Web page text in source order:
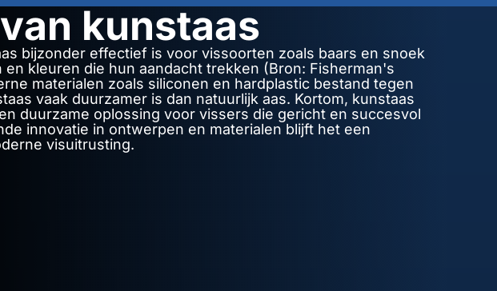
kunstaas
bijzonder effectief is voor vissoorten zoals baars en snoek
kleuren die hun aandacht trekken (Bron: Fisherman's
materialen zoals siliconen en hardplastic bestand tegen
vaak duurzamer is dan natuurlijk aas. Kortom, kunstaas
duurzame oplossing voor vissers die gericht en succesvol
innovatie in ontwerpen en materialen blijft het een
visuitrusting.